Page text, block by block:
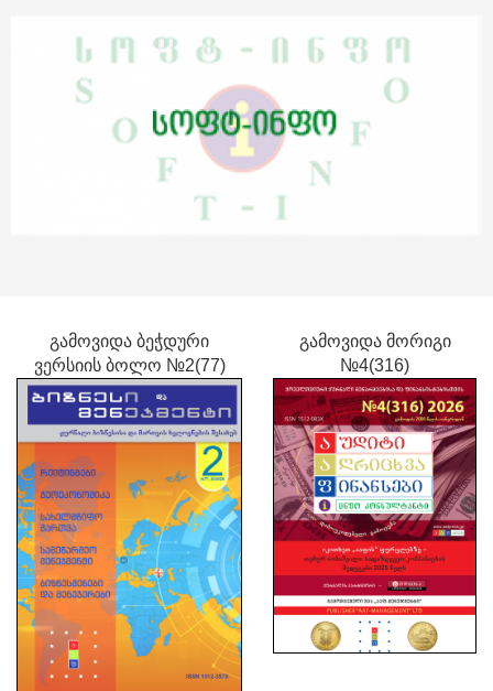
გამოვიდა ბეჭდური
ვერსიის ბოლო №2(77)
გამოვიდა მორიგი
№4(316)